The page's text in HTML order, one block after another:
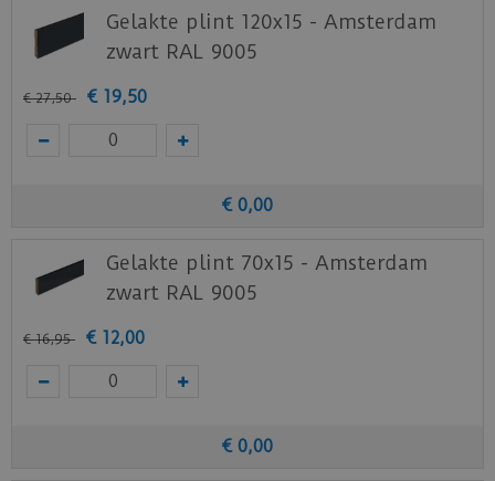
Gelakte plint 120x15 - Amsterdam
zwart RAL 9005
€ 27,50 € 19,50
€ 0,00
Gelakte plint 70x15 - Amsterdam
zwart RAL 9005
€ 16,95 € 12,00
€ 0,00